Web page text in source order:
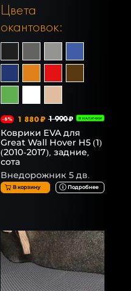
Цвета
окантовок:
-6% 1 880 ₽ 1 990 ₽ В НАЛИЧИИ
Коврики EVA для
Great Wall Hover H5 (1)
(2010-2017), задние,
сота
Внедорожник 5 дв.
В корзину Подробнее